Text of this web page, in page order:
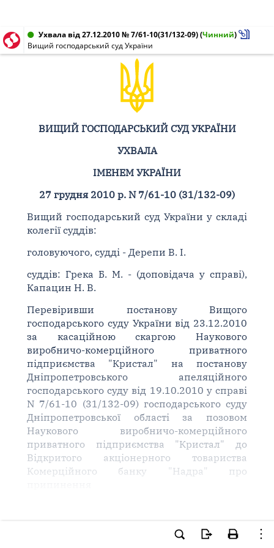
Ухвала від 27.12.2010 № 7/61-10(31/132-09)(Чинний)
Вищий господарський суд України
ВИЩИЙ ГОСПОДАРСЬКИЙ СУД УКРАЇНИ
УХВАЛА
ІМЕНЕМ УКРАЇНИ
27 грудня 2010 р. N 7/61-10 (31/132-09)
Вищий господарський суд України у складі
колегії суддів:
головуючого, судді - Дерепи В. І.
суддів: Грека Б. М. - (доповідача у справі),
Капацин Н. В.
Перевіривши постанову Вищого
господарського суду України від 23.12.2010
за касаційною скаргою Наукового
виробничо-комерційного приватного
підприємства "Кристал" на постанову
Дніпропетровського апеляційного
господарського суду від 19.10.2010 у справі
N 7/61-10 (31/132-09) господарського суду
Дніпропетровської області за позовом
Наукового виробничо-комерційного
приватного підприємства "Кристал" до
Відкритого акціонерного товариства
Комерційного банку "Надра" про